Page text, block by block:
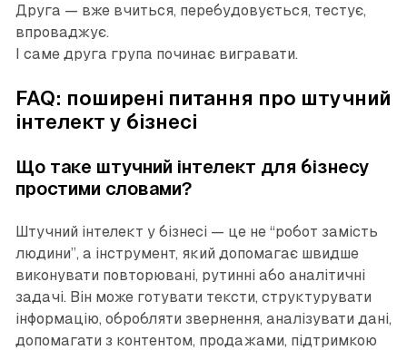
Друга — вже вчиться, перебудовується, тестує,
впроваджує.
І саме друга група починає вигравати.
FAQ: поширені питання про штучний
інтелект у бізнесі
Що таке штучний інтелект для бізнесу
простими словами?
Штучний інтелект у бізнесі — це не “робот замість
людини”, а інструмент, який допомагає швидше
виконувати повторювані, рутинні або аналітичні
задачі. Він може готувати тексти, структурувати
інформацію, обробляти звернення, аналізувати дані,
допомагати з контентом, продажами, підтримкою